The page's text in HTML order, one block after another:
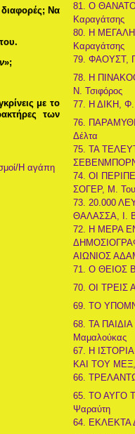
διαφορές; Να
»;
με το
των
Η αγάπη
81. Ο
Καραγάτσης
80. Η
Καραγάτσης
79. ΦΑΟΥΣΤ,
78. Η
Ν. Τσιφόρος
77. Η ΔΙΚΗ,
76.
Δέλτα
75. ΤΑ
74. ΟΙ
ΣΟΓΕΡ, Μ.
73. 20.000
ΘΑΛΑΣΣΑ, Ι.
72. Η ΜΕΡΑ
ΑΙΩΝΙΟΣ
71. Ο ΘΕΙΟΣ
70. ΟΙ ΤΡΕΙΣ
69. ΤΟ
68. ΤΑ
Μαμαλούκας
67. Η
ΚΑΙ ΤΟΥ ΜΕΞ,
66.
65. ΤΟ ΑΥΓΟ
Ψαραύτη
64. ΕΚΛΕΚΤΑ